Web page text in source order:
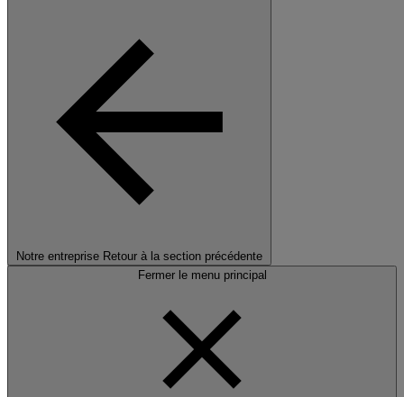
Notre entreprise Retour à la section précédente
Fermer le menu principal